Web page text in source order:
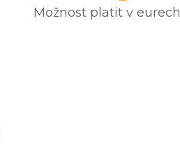
Možnost platit v eurech